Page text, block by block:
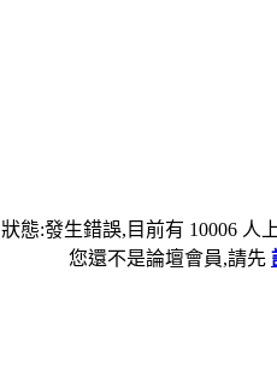
狀態:發生錯誤,目前有 10006 人
您還不是論壇會員,請先